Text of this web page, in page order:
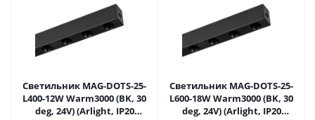
Светильник MAG-DOTS-25-
L400-12W Warm3000 (BK, 30
deg, 24V) (Arlight, IP20
Светильник MAG-DOTS-25-
L600-18W Warm3000 (BK, 30
deg, 24V) (Arlight, IP20